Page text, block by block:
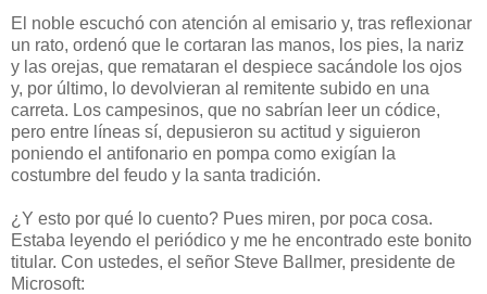
El noble escuchó con atención al emisario y, tras reflexionar
un rato, ordenó que le cortaran las manos, los pies, la nariz
y las orejas, que remataran el despiece sacándole los ojos
y, por último, lo devolvieran al remitente subido en una
carreta. Los campesinos, que no sabrían leer un códice,
pero entre líneas sí, depusieron su actitud y siguieron
poniendo el antifonario en pompa como exigían la
costumbre del feudo y la santa tradición.
¿Y esto por qué lo cuento? Pues miren, por poca cosa.
Estaba leyendo el periódico y me he encontrado este bonito
titular. Con ustedes, el señor Steve Ballmer, presidente de
Microsoft: